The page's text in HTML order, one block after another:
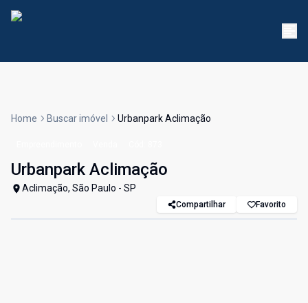
Home Buscar imóvel Urbanpark Aclimação
Urbanpark Aclimação
Aclimação, São Paulo - SP
Compartilhar Favorito